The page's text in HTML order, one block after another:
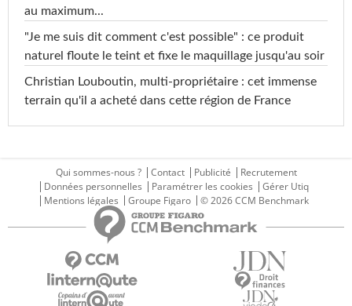
au maximum...
"Je me suis dit comment c'est possible" : ce produit
naturel floute le teint et fixe le maquillage jusqu'au soir
Christian Louboutin, multi-propriétaire : cet immense
terrain qu'il a acheté dans cette région de France
Qui sommes-nous ? Contact Publicité
Recrutement
Données personnelles
Paramétrer les cookies
Gérer Utiq
Mentions légales
Groupe Figaro © 2026 CCM Benchmark